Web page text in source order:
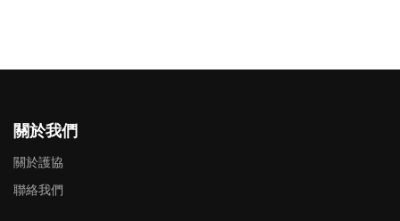
關於我們
關於護協
聯絡我們